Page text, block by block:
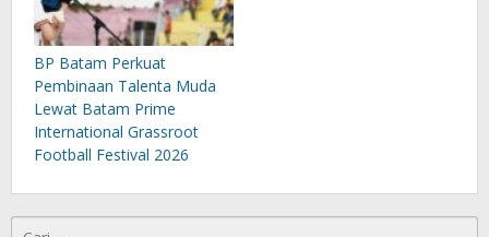
BP Batam Perkuat
Pembinaan Talenta Muda
Lewat Batam Prime
International Grassroot
Football Festival 2026